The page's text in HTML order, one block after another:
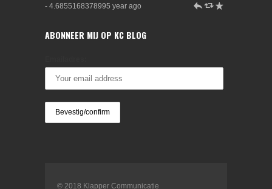
- 4.6855168378995 year ago h J R
ABONNEER MIJ OP KC BLOG
© 2018 Klapper Communicatie